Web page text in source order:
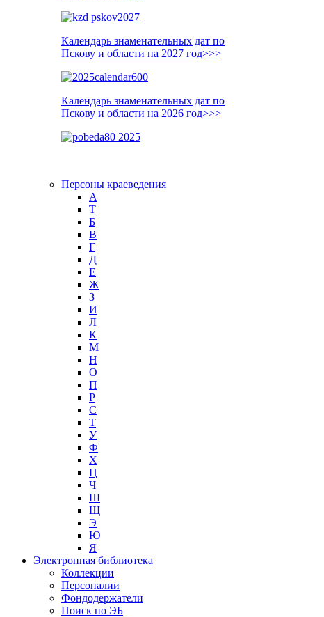
Календарь знаменательных дат по
Пскову и области на 2027 год>>>
Календарь знаменательных дат по
Пскову и области на 2026 год>>>
Персоны краеведения
А
T
Б
В
Г
Д
Е
Ж
З
И
Л
К
М
Н
О
П
Р
С
Т
У
Ф
Х
Ц
Ч
Ш
Щ
Э
Ю
Я
Электронная библиотека
Коллекции
Персоналии
Фондодержатели
Поиск по ЭБ